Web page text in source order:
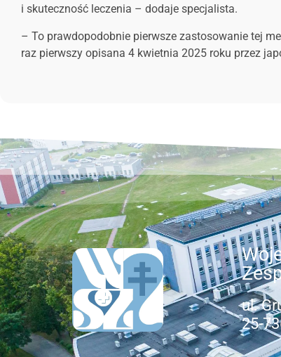
i skuteczność leczenia – dodaje specjalista.
– To prawdopodobnie pierwsze zastosowanie tej
raz pierwszy opisana 4 kwietnia 2025 roku przez
ul.
25-